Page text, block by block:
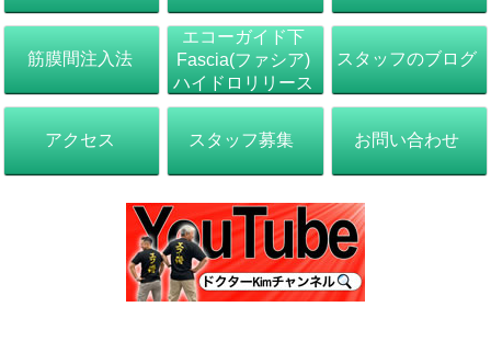
筋膜間注入法
エコーガイド下
Fascia(ファシア)
ハイドロリリース
スタッフのブログ
アクセス スタッフ募集 お問い合わせ